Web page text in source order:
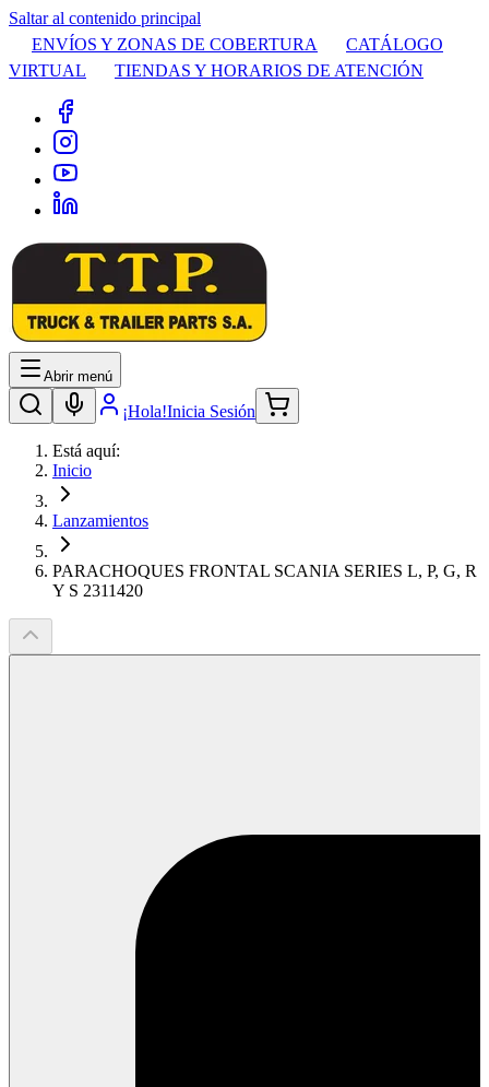
Saltar al contenido principal
ENVÍOS Y ZONAS DE COBERTURA
CATÁLOGO
VIRTUAL
TIENDAS Y HORARIOS DE ATENCIÓN
Abrir menú
¡Hola!Inicia Sesión
Está aquí:
Inicio
Lanzamientos
PARACHOQUES FRONTAL SCANIA SERIES L, P, G, R
Y S 2311420